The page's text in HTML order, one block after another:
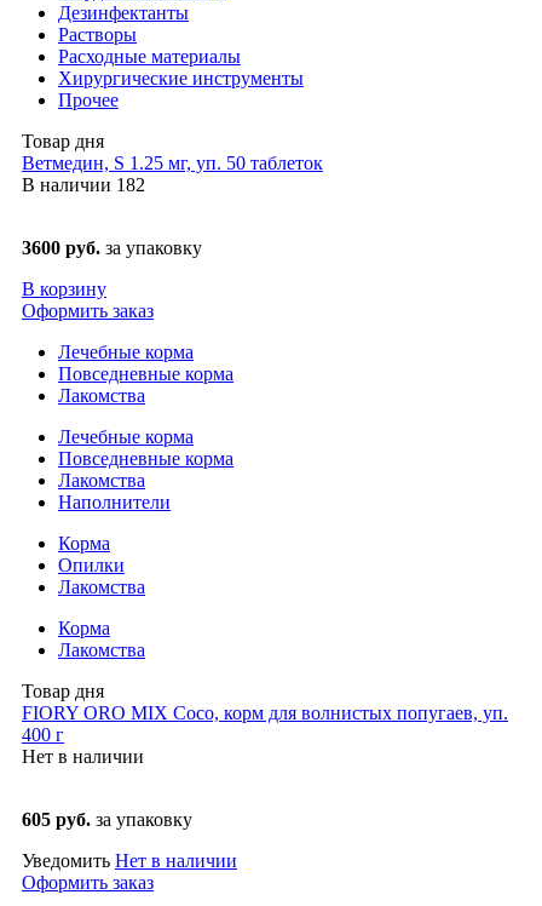
Дезинфектанты
Растворы
Расходные материалы
Хирургические инструменты
Прочее
Товар дня
Ветмедин, S 1.25 мг, уп. 50 таблеток
В наличии 182
3600 руб. за упаковку
В корзину
Оформить заказ
Лечебные корма
Повседневные корма
Лакомства
Лечебные корма
Повседневные корма
Лакомства
Наполнители
Корма
Опилки
Лакомства
Корма
Лакомства
Товар дня
FIORY ORO MIX Coco, корм для волнистых попугаев, уп.
400 г
Нет в наличии
605 руб. за упаковку
Уведомить Нет в наличии
Оформить заказ